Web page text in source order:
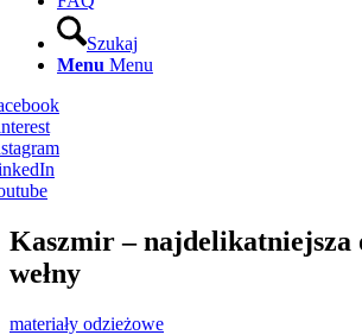
Szukaj
Menu Menu
Kaszmir – najdelikatniejsza
wełny
materiały odzieżowe